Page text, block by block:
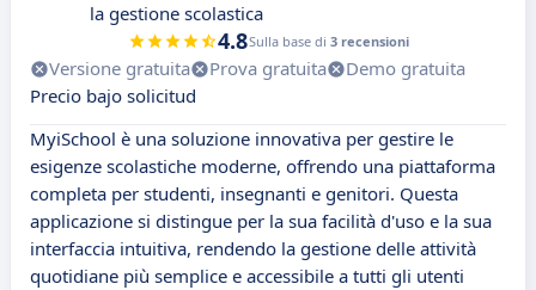
la gestione scolastica
4.8Sulla base di 3 recensioni
Versione gratuita Prova gratuita
Demo gratuita
Precio bajo solicitud
MyiSchool è una soluzione innovativa per gestire le
esigenze scolastiche moderne, offrendo una piattaforma
completa per studenti, insegnanti e genitori. Questa
applicazione si distingue per la sua facilità d'uso e la sua
interfaccia intuitiva, rendendo la gestione delle attività
quotidiane più semplice e accessibile a tutti gli utenti